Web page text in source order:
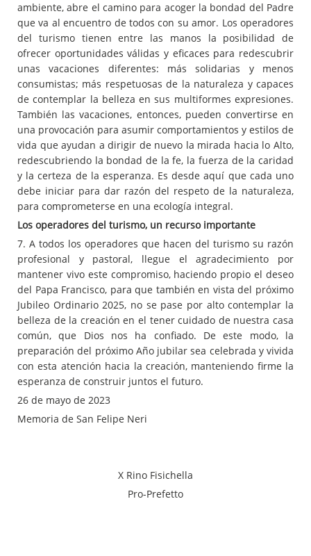
ambiente, abre el camino para acoger la bondad del Padre
que va al encuentro de todos con su amor. Los operadores
del turismo tienen entre las manos la posibilidad de
ofrecer oportunidades válidas y eficaces para redescubrir
unas vacaciones diferentes: más solidarias y menos
consumistas; más respetuosas de la naturaleza y capaces
de contemplar la belleza en sus multiformes expresiones.
También las vacaciones, entonces, pueden convertirse en
una provocación para asumir comportamientos y estilos de
vida que ayudan a dirigir de nuevo la mirada hacia lo Alto,
redescubriendo la bondad de la fe, la fuerza de la caridad
y la certeza de la esperanza. Es desde aquí que cada uno
debe iniciar para dar razón del respeto de la naturaleza,
para comprometerse en una ecología integral.
Los operadores del turismo, un recurso importante
7. A todos los operadores que hacen del turismo su razón
profesional y pastoral, llegue el agradecimiento por
mantener vivo este compromiso, haciendo propio el deseo
del Papa Francisco, para que también en vista del próximo
Jubileo Ordinario 2025, no se pase por alto contemplar la
belleza de la creación en el tener cuidado de nuestra casa
común, que Dios nos ha confiado. De este modo, la
preparación del próximo Año jubilar sea celebrada y vivida
con esta atención hacia la creación, manteniendo firme la
esperanza de construir juntos el futuro.
26 de mayo de 2023
Memoria de San Felipe Neri
X Rino Fisichella
Pro-Prefetto